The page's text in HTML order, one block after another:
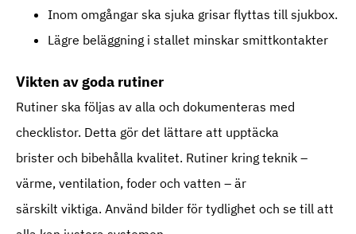
Inom omgångar ska sjuka grisar flyttas till sjukbox.
Lägre beläggning i stallet minskar smittkontakter
Vikten av goda rutiner
Rutiner ska följas av alla och dokumenteras med
checklistor. Detta gör det lättare att upptäcka
brister och bibehålla kvalitet. Rutiner kring teknik –
värme, ventilation, foder och vatten – är
särskilt viktiga. Använd bilder för tydlighet och se till att